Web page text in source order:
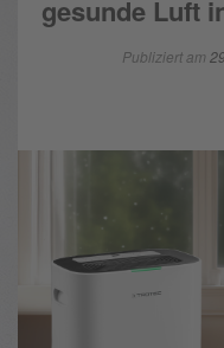
gesunde Luft
Publiziert am